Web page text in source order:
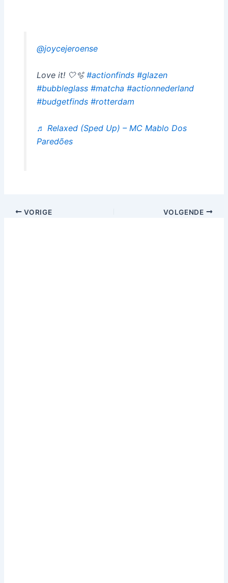
@joycejeroense
Love it! 🤍🫧 #actionfinds #glazen
#bubbleglass #matcha #actionnederland
#budgetfinds #rotterdam
♬ Relaxed (Sped Up) – MC Mablo Dos
Paredões
VORIGE VOLGENDE